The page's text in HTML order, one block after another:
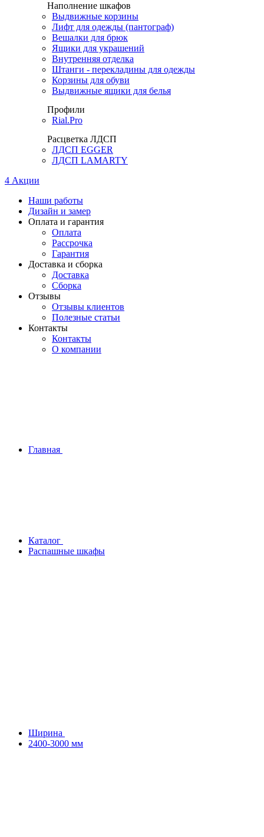
Наполнение шкафов
Выдвижные корзины
Лифт для одежды (пантограф)
Вешалки для брюк
Ящики для украшений
Внутренняя отделка
Штанги - перекладины для одежды
Корзины для обуви
Выдвижные ящики для белья
Профили
Rial.Pro
Расцветка ЛДСП
ЛДСП EGGER
ЛДСП LAMARTY
4 Акции
Наши работы
Дизайн и замер
Оплата и гарантия
Оплата
Рассрочка
Гарантия
Доставка и сборка
Доставка
Сборка
Отзывы
Отзывы клиентов
Полезные статьи
Контакты
Контакты
О компании
Главная
Каталог
Распашные шкафы
Ширина
2400-3000 мм